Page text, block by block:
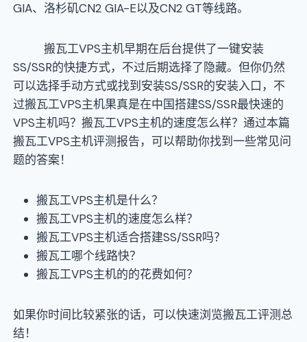
GIA、洛杉矶CN2 GIA-E以及CN2 GT等线路。
搬瓦工VPS主机早期在后台提供了一键安装
SS/SSR的快捷方式，不过后期选择了隐藏。但你仍然
可以选择手动方式或找到安装SS/SSR的安装入口，不
过搬瓦工VPS主机果真是在中国搭建SS/SSR最快速的
VPS主机吗？搬瓦工VPS主机的速度怎么样？通过本篇
搬瓦工VPS主机评测报告，可以帮助你找到一些常见问
题的答案！
搬瓦工VPS主机是什么？
搬瓦工VPS主机的速度怎么样？
搬瓦工VPS主机适合搭建SS/SSR吗？
搬瓦工哪个线路快？
搬瓦工VPS主机的的花费如何？
如果你时间比较紧张的话，可以快速浏览搬瓦工评测总
结！